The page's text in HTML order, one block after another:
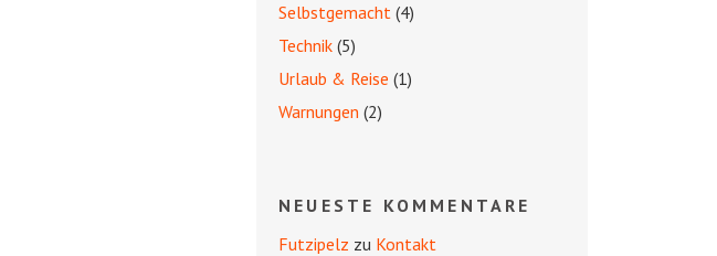
Selbstgemacht (4)
Technik (5)
Urlaub & Reise (1)
Warnungen (2)
NEUESTE KOMMENTARE
Futzipelz zu Kontakt